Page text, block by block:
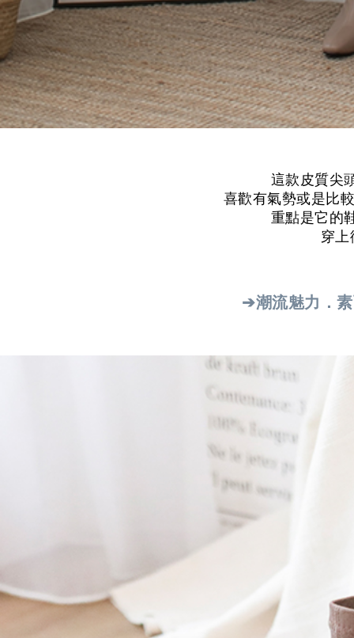
這款皮質尖
喜歡有氣勢或是比
重點是它的
穿上
➔潮流魅力．